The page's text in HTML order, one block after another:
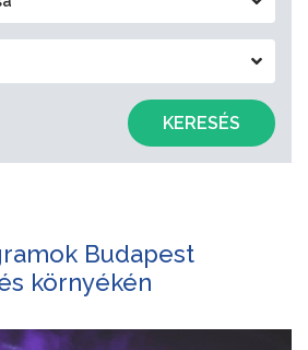
KERESÉS
Budapest
környékén